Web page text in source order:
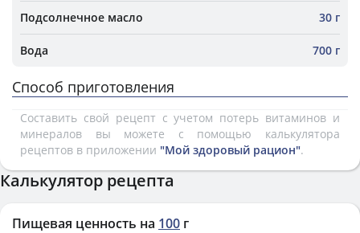
Подсолнечное масло 30 г
Вода 700 г
Способ приготовления
Составить свой рецепт с учетом потерь витаминов и
минералов вы можете с помощью калькулятора
рецептов в приложении "Мой здоровый рацион".
Калькулятор рецепта
Пищевая ценность на 100 г